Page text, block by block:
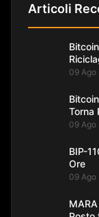
Articoli
09 Ago
Torna
09 Ago
BIP-
Ore
09 Ago